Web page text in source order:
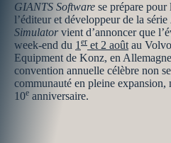
GIANTS Software se prépare
l’éditeur et développeur de la série
Simulatorvient d’annoncer que
week-end du 1 er et 2 août au
Equipment de Konz, en
convention annuelle célèbre non
communauté en pleine expansion,
10e anniversaire.